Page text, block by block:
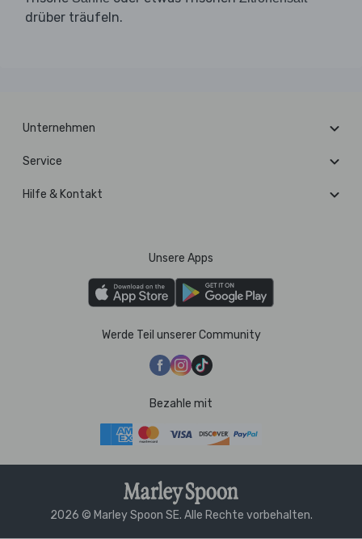
drüber träufeln.
Unternehmen
Service
Hilfe & Kontakt
Unsere Apps
Werde Teil unserer Community
Bezahle mit
2026 © Marley Spoon SE. Alle Rechte vorbehalten.